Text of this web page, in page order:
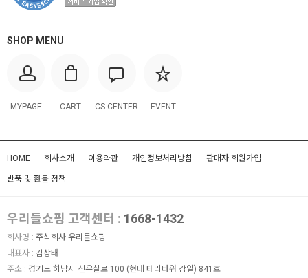
SHOP MENU
MYPAGE CART CS CENTER EVENT
HOME 회사소개 이용약관 개인정보처리방침 판매자 회원가입
반품 및 환불 정책
우리들쇼핑 고객센터 : 1668-1432
회사명 : 주식회사 우리들쇼핑
대표자 : 김상태
주소 : 경기도 하남시 신우실로 100 (현대 테라타워 감일) 841호